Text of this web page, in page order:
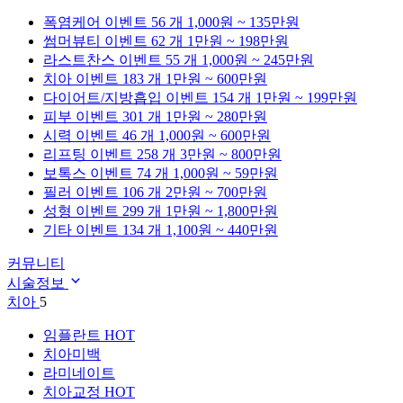
폭염케어 이벤트 56 개 1,000원 ~ 135만원
썸머뷰티 이벤트 62 개 1만원 ~ 198만원
라스트찬스 이벤트 55 개 1,000원 ~ 245만원
치아 이벤트 183 개 1만원 ~ 600만원
다이어트/지방흡입 이벤트 154 개 1만원 ~ 199만원
피부 이벤트 301 개 1만원 ~ 280만원
시력 이벤트 46 개 1,000원 ~ 600만원
리프팅 이벤트 258 개 3만원 ~ 800만원
보톡스 이벤트 74 개 1,000원 ~ 59만원
필러 이벤트 106 개 2만원 ~ 700만원
성형 이벤트 299 개 1만원 ~ 1,800만원
기타 이벤트 134 개 1,100원 ~ 440만원
커뮤니티
시술정보
치아 5
임플란트 HOT
치아미백
라미네이트
치아교정 HOT